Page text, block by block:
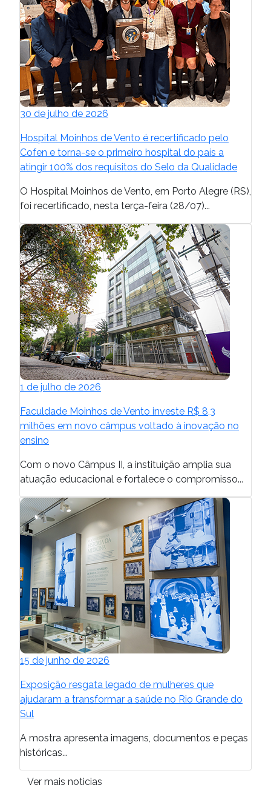
30 de julho de 2026
Hospital Moinhos de Vento é recertificado pelo
Cofen e torna-se o primeiro hospital do país a
atingir 100% dos requisitos do Selo da Qualidade
O Hospital Moinhos de Vento, em Porto Alegre (RS),
foi recertificado, nesta terça-feira (28/07)...
1 de julho de 2026
Faculdade Moinhos de Vento investe R$ 8,3
milhões em novo câmpus voltado à inovação no
ensino
Com o novo Câmpus II, a instituição amplia sua
atuação educacional e fortalece o compromisso...
15 de junho de 2026
Exposição resgata legado de mulheres que
ajudaram a transformar a saúde no Rio Grande do
Sul
A mostra apresenta imagens, documentos e peças
históricas...
Ver mais noticias